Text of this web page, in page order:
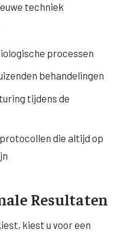
techniek
processen
behandelingen
tijdens de
die altijd op
Resultaten
kiest u voor een